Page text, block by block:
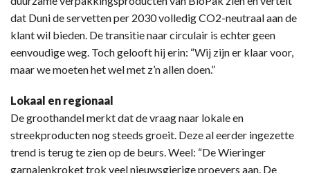
dat Duni de servetten per 2030 volledig CO2-neutraal aan de
klant wil bieden. De transitie naar circulair is echter geen
eenvoudige weg. Toch gelooft hij erin: “Wij zijn er klaar voor,
maar we moeten het wel met z’n allen doen.”
Lokaal en regionaal
De groothandel merkt dat de vraag naar lokale en
streekproducten nog steeds groeit. Deze al eerder ingezette
trend is terug te zien op de beurs. Weel: “De Wieringer
garnalenkroket trok veel nieuwsgierige proevers aan. De